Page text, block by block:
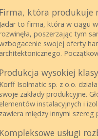
Firma, która produkuje
Jadar to firma, która w ciągu
poszerzając tym
swojej oferty
architektonicznego.
Produkcja wysokiej
Korff Isolmatic sp. z o.o.
swoje zakłady produkcyjne.
elementów instalacyjnych i
zawiera między innymi szereg
Kompleksowe usługi